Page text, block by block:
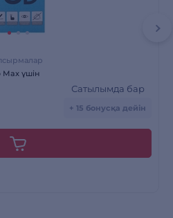
үшін
Сатылымда бар
+ 15 бонусқа дейін